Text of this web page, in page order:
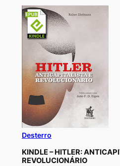
Desterro
KINDLE – HITLER:
REVOLUCIONÁRIO